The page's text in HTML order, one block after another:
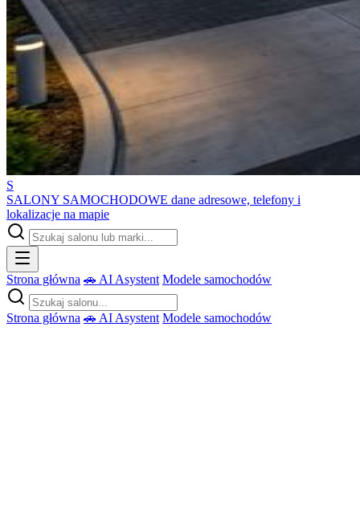
S
SALONY SAMOCHODOWE dane adresowe, telefony i
lokalizacje na mapie
Strona główna 🚗 AI Asystent Modele samochodów
Strona główna 🚗 AI Asystent Modele samochodów